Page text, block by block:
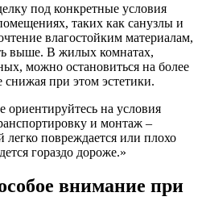
под конкретные условия
таких как санузлы и
влагостойким материалам,
выше. В жилых комнатах,
можно остановиться на более
при этом эстетики.
ориентируйтесь на условия
и монтаж –
повреждается или плохо
гораздо дороже.»
внимание при